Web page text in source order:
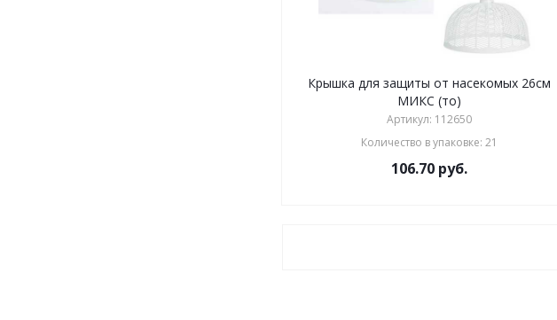
Крышка для защиты от насекомых 26см
МИКС (то)
Артикул: 112650
Количество в упаковке: 21
106.70 руб.